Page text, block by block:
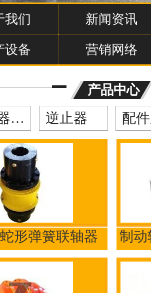
我们 新闻资讯
设备 营销网络
产品中心
联轴器系列 逆止器 配
形弹簧联轴器 制动